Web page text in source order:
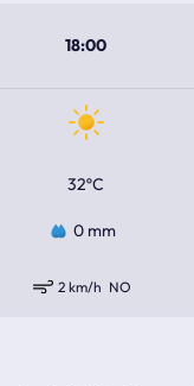
18:00
32ºC
0 mm
2 km/h NO